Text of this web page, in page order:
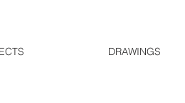
DRAWINGS